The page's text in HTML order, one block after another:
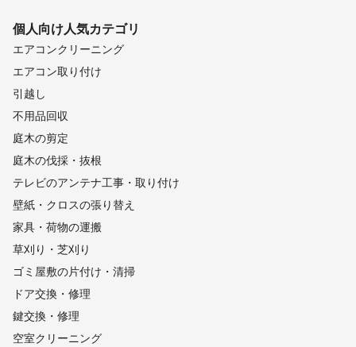
個人向け人気カテゴリ
エアコンクリーニング
エアコン取り付け
引越し
不用品回収
庭木の剪定
庭木の伐採・抜根
テレビのアンテナ工事・取り付け
壁紙・クロスの張り替え
家具・荷物の運搬
草刈り・芝刈り
ゴミ屋敷の片付け・清掃
ドア交換・修理
鍵交換・修理
空室クリーニング